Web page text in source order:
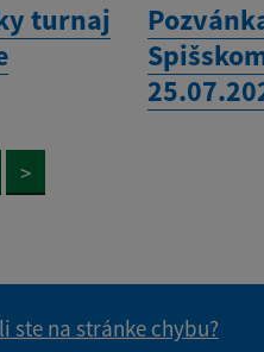
turnaj
>
ste na stránke chybu?